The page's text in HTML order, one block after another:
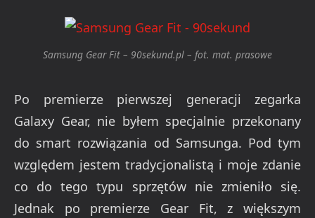
Samsung Gear Fit – 90sekund.pl – fot. mat. prasowe
Po premierze pierwszej generacji zegarka
Galaxy Gear, nie byłem specjalnie przekonany
do smart rozwiązania od Samsunga. Pod tym
względem jestem tradycjonalistą i moje zdanie
co do tego typu sprzętów nie zmieniło się.
Jednak po premierze Gear Fit, z większym